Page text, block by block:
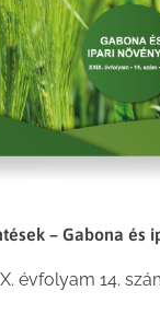
– Gabona és
évfolyam 14.